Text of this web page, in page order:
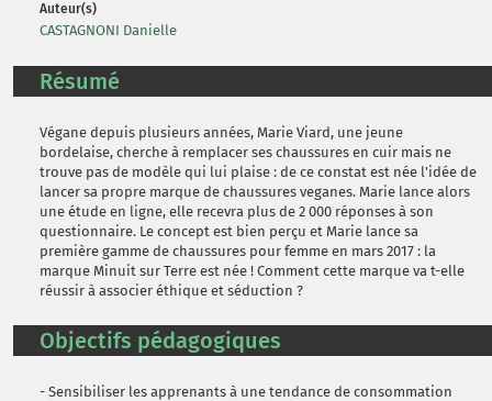
Auteur(s)
CASTAGNONI Danielle
Résumé
Végane depuis plusieurs années, Marie Viard, une jeune
bordelaise, cherche à remplacer ses chaussures en cuir mais ne
trouve pas de modèle qui lui plaise : de ce constat est née l'idée de
lancer sa propre marque de chaussures veganes. Marie lance alors
une étude en ligne, elle recevra plus de 2 000 réponses à son
questionnaire. Le concept est bien perçu et Marie lance sa
première gamme de chaussures pour femme en mars 2017 : la
marque Minuit sur Terre est née ! Comment cette marque va t-elle
réussir à associer éthique et séduction ?
Objectifs pédagogiques
- Sensibiliser les apprenants à une tendance de consommation